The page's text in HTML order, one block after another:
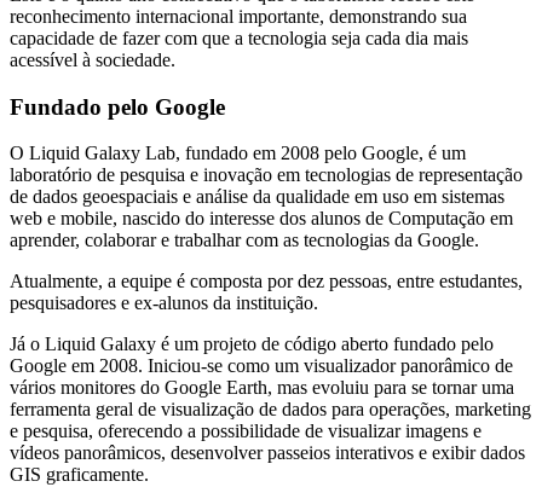
reconhecimento internacional importante, demonstrando sua
capacidade de fazer com que a tecnologia seja cada dia mais
acessível à sociedade.
Fundado pelo Google
O Liquid Galaxy Lab, fundado em 2008 pelo Google, é um
laboratório de pesquisa e inovação em tecnologias de representação
de dados geoespaciais e análise da qualidade em uso em sistemas
web e mobile, nascido do interesse dos alunos de Computação em
aprender, colaborar e trabalhar com as tecnologias da Google.
Atualmente, a equipe é composta por dez pessoas, entre estudantes,
pesquisadores e ex-alunos da instituição.
Já o Liquid Galaxy é um projeto de código aberto fundado pelo
Google em 2008. Iniciou-se como um visualizador panorâmico de
vários monitores do Google Earth, mas evoluiu para se tornar uma
ferramenta geral de visualização de dados para operações, marketing
e pesquisa, oferecendo a possibilidade de visualizar imagens e
vídeos panorâmicos, desenvolver passeios interativos e exibir dados
GIS graficamente.